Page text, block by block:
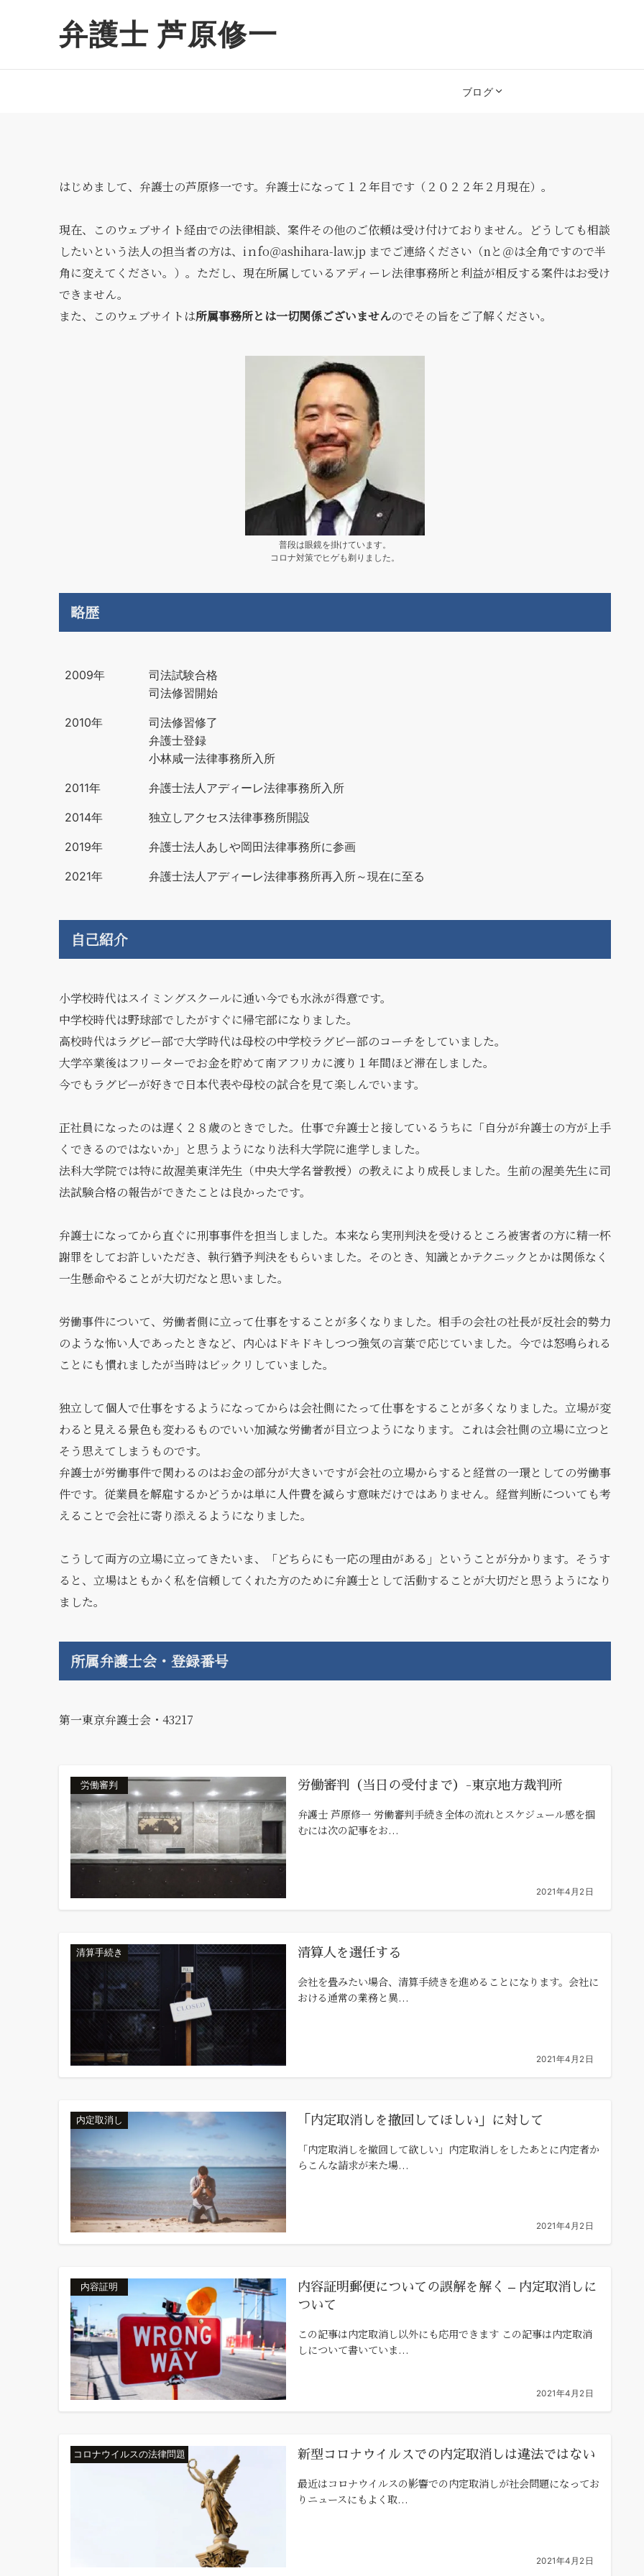
弁護士 芦原修一
ブログ
はじめまして、弁護士の芦原修一です。弁護士になって１２年目です（２０２２年２月現在）。
現在、このウェブサイト経由での法律相談、案件その他のご依頼は受け付けておりません。どうしても相談
したいという法人の担当者の方は、iｎfo＠ashihara-law.jp までご連絡ください（nと＠は全角ですので半
角に変えてください。）。ただし、現在所属しているアディーレ法律事務所と利益が相反する案件はお受け
できません。
また、このウェブサイトは所属事務所とは一切関係ございませんのでその旨をご了解ください。
普段は眼鏡を掛けています。
コロナ対策でヒゲも剃りました。
略歴
2009年
司法試験合格
司法修習開始
2010年
司法修習修了
弁護士登録
小林咸一法律事務所入所
2011年 弁護士法人アディーレ法律事務所入所
2014年 独立しアクセス法律事務所開設
2019年 弁護士法人あしや岡田法律事務所に参画
2021年 弁護士法人アディーレ法律事務所再入所～現在に至る
自己紹介
小学校時代はスイミングスクールに通い今でも水泳が得意です。
中学校時代は野球部でしたがすぐに帰宅部になりました。
高校時代はラグビー部で大学時代は母校の中学校ラグビー部のコーチをしていました。
大学卒業後はフリーターでお金を貯めて南アフリカに渡り１年間ほど滞在しました。
今でもラグビーが好きで日本代表や母校の試合を見て楽しんでいます。
正社員になったのは遅く２８歳のときでした。仕事で弁護士と接しているうちに「自分が弁護士の方が上手
くできるのではないか」と思うようになり法科大学院に進学しました。
法科大学院では特に故渥美東洋先生（中央大学名誉教授）の教えにより成長しました。生前の渥美先生に司
法試験合格の報告ができたことは良かったです。
弁護士になってから直ぐに刑事事件を担当しました。本来なら実刑判決を受けるところ被害者の方に精一杯
謝罪をしてお許しいただき、執行猶予判決をもらいました。そのとき、知識とかテクニックとかは関係なく
一生懸命やることが大切だなと思いました。
労働事件について、労働者側に立って仕事をすることが多くなりました。相手の会社の社長が反社会的勢力
のような怖い人であったときなど、内心はドキドキしつつ強気の言葉で応じていました。今では怒鳴られる
ことにも慣れましたが当時はビックリしていました。
独立して個人で仕事をするようになってからは会社側にたって仕事をすることが多くなりました。立場が変
わると見える景色も変わるものでいい加減な労働者が目立つようになります。これは会社側の立場に立つと
そう思えてしまうものです。
弁護士が労働事件で関わるのはお金の部分が大きいですが会社の立場からすると経営の一環としての労働事
件です。従業員を解雇するかどうかは単に人件費を減らす意味だけではありません。経営判断についても考
えることで会社に寄り添えるようになりました。
こうして両方の立場に立ってきたいま、「どちらにも一応の理由がある」ということが分かります。そうす
ると、立場はともかく私を信頼してくれた方のために弁護士として活動することが大切だと思うようになり
ました。
所属弁護士会・登録番号
第一東京弁護士会・43217
労働審判 労働審判（当日の受付まで）-東京地方裁判所
弁護士 芦原修一 労働審判手続き全体の流れとスケジュール感を掴
むには次の記事をお...
2021年4月2日
清算手続き 清算人を選任する
会社を畳みたい場合、清算手続きを進めることになります。会社に
おける通常の業務と異...
2021年4月2日
内定取消し 「内定取消しを撤回してほしい」に対して
「内定取消しを撤回して欲しい」内定取消しをしたあとに内定者か
らこんな請求が来た場...
2021年4月2日
内容証明
内容証明郵便についての誤解を解く – 内定取消しに
ついて
この記事は内定取消し以外にも応用できます この記事は内定取消
しについて書いていま...
2021年4月2日
コロナウイルスの法律問題 新型コロナウイルスでの内定取消しは違法ではない
最近はコロナウイルスの影響での内定取消しが社会問題になってお
りニュースにもよく取...
2021年4月2日